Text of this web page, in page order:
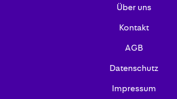
Über uns
Kontakt
AGB
Datenschutz
Impressum